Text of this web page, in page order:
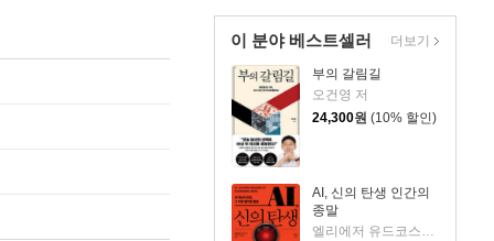
이 분야 베스트셀러
부의 갈림길
오건영 저
24,300원 (10% 할인)
AI, 신의 탄생 인간의
종말
엘리에저 유드코스키,네이트 소아레스 공저/고영훈 역
더보기